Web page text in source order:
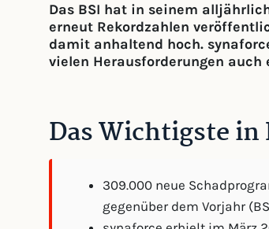
Das BSI hat in seinem
erneut Rekordzahlen
damit anhaltend hoch.
vielen Herausforderungen
Das Wichtigste in
309.000 neue
gegenüber dem Vorjahr